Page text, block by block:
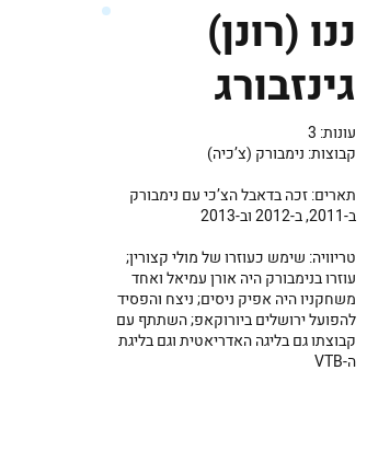
ננו (רונן)
גינזבורג
עונות: 3
קבוצות: נימבורק (צ’כיה)
תארים: זכה בדאבל הצ’כי עם נימבורק
ב-2011, ב-2012 וב-2013
טריוויה: שימש כעוזרו של מולי קצורין;
עוזרו בנימבורק היה אורן עמיאל ואחד
משחקניו היה אפיק ניסים; ניצח והפסיד
להפועל ירושלים ביורוקאפ; השתתף עם
קבוצתו גם בליגה האדריאטית וגם בליגת
ה-VTB